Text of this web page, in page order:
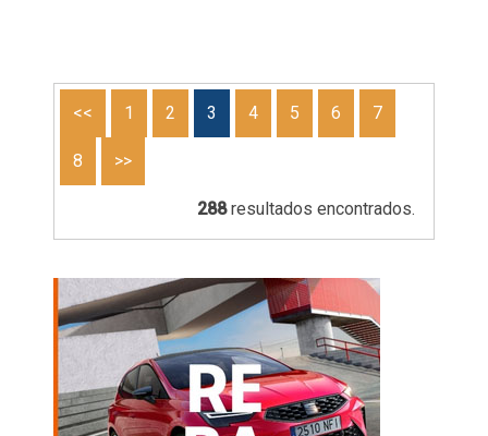
<< 1 2 3 4 5 6 7
8 >>
288resultados encontrados.